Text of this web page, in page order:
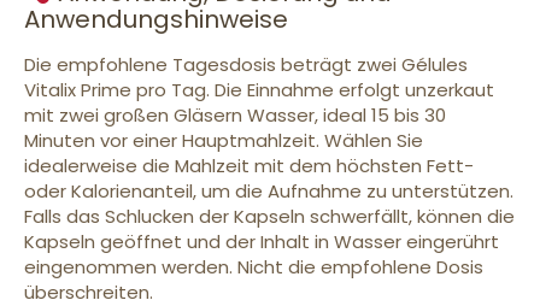
Anwendungshinweise
Die empfohlene Tagesdosis beträgt zwei Gélules
Vitalix Prime pro Tag. Die Einnahme erfolgt unzerkaut
mit zwei großen Gläsern Wasser, ideal 15 bis 30
Minuten vor einer Hauptmahlzeit. Wählen Sie
idealerweise die Mahlzeit mit dem höchsten Fett-
oder Kalorienanteil, um die Aufnahme zu unterstützen.
Falls das Schlucken der Kapseln schwerfällt, können die
Kapseln geöffnet und der Inhalt in Wasser eingerührt
eingenommen werden. Nicht die empfohlene Dosis
überschreiten.